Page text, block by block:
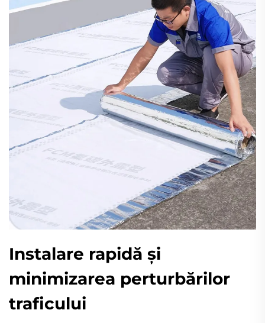
Instalare rapidă și
minimizarea perturbărilor
traficului